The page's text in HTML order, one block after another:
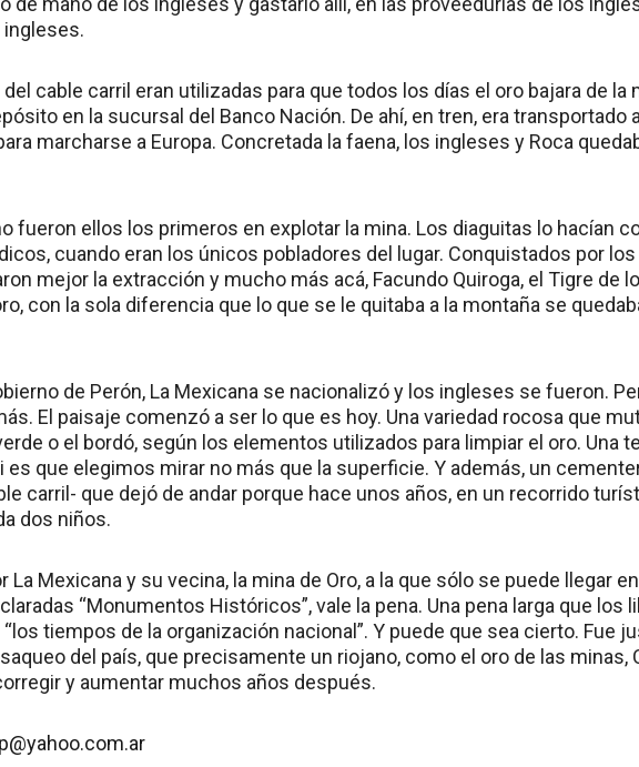
cable carril eran utilizadas para que todos los días el oro bajara de la
en la sucursal del Banco Nación. De ahí, en tren, era transportado
marcharse a Europa. Concretada la faena, los ingleses y Roca
fueron ellos los primeros en explotar la mina. Los diaguitas lo hacían
cuando eran los únicos pobladores del lugar. Conquistados por
mejor la extracción y mucho más acá, Facundo Quiroga, el Tigre de
con la sola diferencia que lo que se le quitaba a la montaña se
de Perón, La Mexicana se nacionalizó y los ingleses se fueron.
El paisaje comenzó a ser lo que es hoy. Una variedad rocosa que
o el bordó, según los elementos utilizados para limpiar el oro. Una
es que elegimos mirar no más que la superficie. Y además, un
carril- que dejó de andar porque hace unos años, en un recorrido
dos niños.
La Mexicana y su vecina, la mina de Oro, a la que sólo se puede llegar
“Monumentos Históricos”, vale la pena. Una pena larga que los
tiempos de la organización nacional”. Y puede que sea cierto. Fue
del país, que precisamente un riojano, como el oro de las minas,
y aumentar muchos años después.